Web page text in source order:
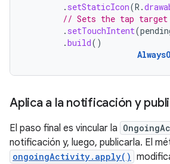
. setStaticIcon(R .
// Sets the tap
. setTouchIntent(
.build()
Aplica a la notificación y
El paso final es vincular la
notificación y, luego, publicarla. El
ongoingActivity.apply()